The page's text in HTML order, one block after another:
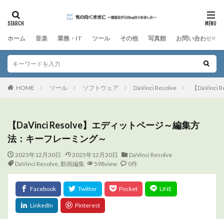
ホーム 音楽 業務・IT ツール その他 写真館 お問い合わせ
HOME ツール ソフトウェア DaVinci Resolve 【DaVinci
【DaVinci Resolve】エディットページ～編集方
法：キーフレーミング～
2023年12月30日 2025年12月20日
DaVinci Resolve
DaVinci Resolve, 動画編集 598view 0件